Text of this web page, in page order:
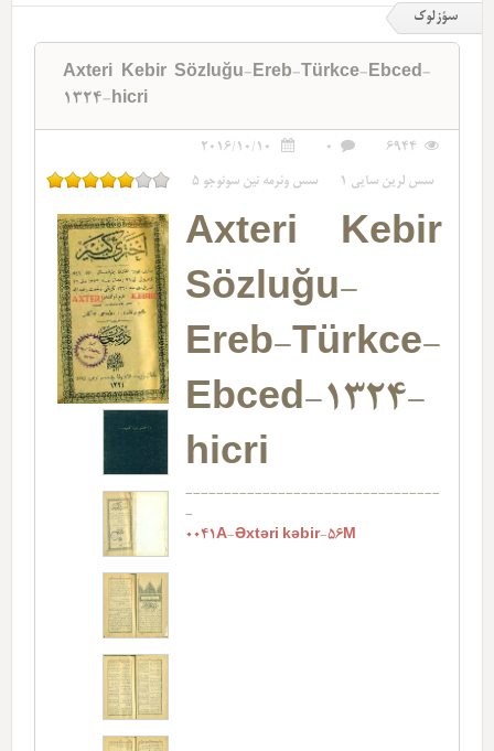
سؤزلوک
Axteri Kebir Sözluğu-Ereb-Türkce-Ebced-
1324-hicri
6944
0
2016/10/10
سس لرین سایی 1 سس وئرمه نین سونوجو 5
Axteri Kebir
Sözluğu-
Ereb-Türkce-
Ebced-1324-
hicri
---------------------------------
-
0041A-Əxtəri kəbir-56M